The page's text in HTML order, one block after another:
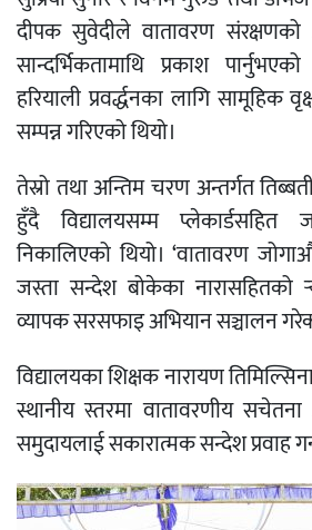
दीपक सुवेदीले वातावरण
सान्दर्भिकतामाथि प्रकाश
हरियाली प्रवर्द्धनका लागि सामूहिक
सम्पन्न गरिएको थियो।
तेस्रो तथा अन्तिम चरण अन्तर्गत
हुँदै विद्यालयसम्म प्लेकार्डसहित
निकालिएको थियो। ‘वातावरण
जस्ता सन्देश बोकेका नारासहितको
व्यापक सरसफाइ अभियान सञ्चालन
विद्यालयका शिक्षक नारायण
स्थानीय स्तरमा वातावरणीय
समुदायलाई सकारात्मक सन्देश प्रवाह